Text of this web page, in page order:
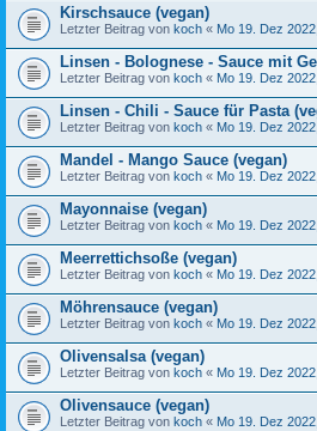
Kirschsauce (vegan)
Letzter Beitrag von koch « Mo 19. Dez
Linsen - ­Bolognese - ­Sauce mit
Letzter Beitrag von koch « Mo 19. Dez
Linsen - Chili - Sauce für Pasta
Letzter Beitrag von koch « Mo 19. Dez
Mandel - Mango Sauce (vegan)
Letzter Beitrag von koch « Mo 19. Dez
Mayonnaise (vegan)
Letzter Beitrag von koch « Mo 19. Dez
Meerrettichsoße (vegan)
Letzter Beitrag von koch « Mo 19. Dez
Möhrensauce (vegan)
Letzter Beitrag von koch « Mo 19. Dez
Olivensalsa (vegan)
Letzter Beitrag von koch « Mo 19. Dez
Olivensauce (vegan)
Letzter Beitrag von koch « Mo 19. Dez